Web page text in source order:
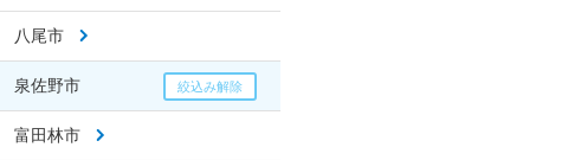
八尾市
泉佐野市
富田林市